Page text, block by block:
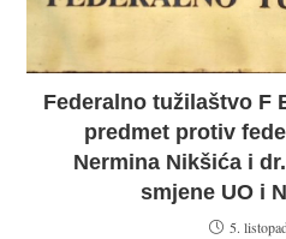
Federalno tužilaštvo F
predmet protiv
Nermina Nikšića i
smjene UO i
5.